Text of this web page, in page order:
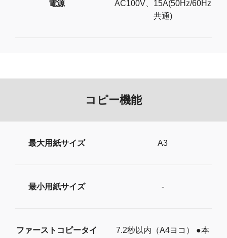
電源
AC100V、15A(50Hz/60Hz
共通)
コピー機能
最大用紙サイズ A3
最小用紙サイズ -
ファーストコピータイ
7.2秒以内（A4ヨコ） ●本